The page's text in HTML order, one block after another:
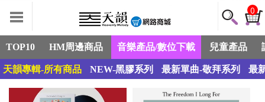
0
TOP10 HM周邊商品 音樂產品/數位下載 兒童產品
天韻專輯-所有商品 NEW-黑膠系列 最新單曲-敬拜系列 最